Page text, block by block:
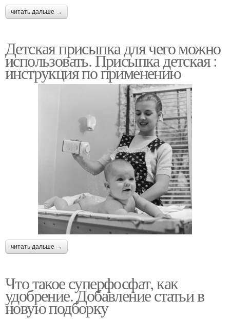
читать дальше →
Детская присыпка для чего можно
использовать. Присыпка детская :
инструкция по применению
читать дальше →
Что такое суперфосфат, как
удобрение. Добавление статьи в
новую подборку